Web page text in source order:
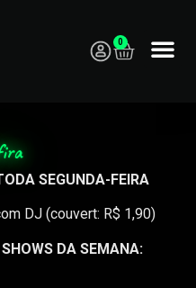
0
SEGUNDA-FEIRA
DJ (couvert: R$ 1,90)
DA SEMANA: